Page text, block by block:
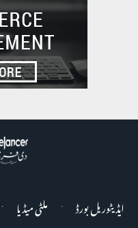
ایڈیٹوریل بورڈ ملٹی میڈیا